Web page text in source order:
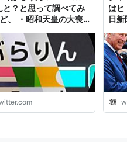
と？と思って調べてみ
、 ・昭和天皇の大喪
下 ・ダイアナ姫葬儀
ャールズ皇太子 ・ブ
元大統領の国葬でのト
、オバマ、クリントン
れディンプルを気にし
様子はない。…
t.co/LsACokeKBG"
はヒ
日